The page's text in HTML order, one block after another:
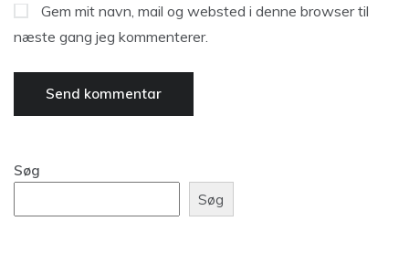
Gem mit navn, mail og websted i denne browser til
næste gang jeg kommenterer.
Søg
Søg